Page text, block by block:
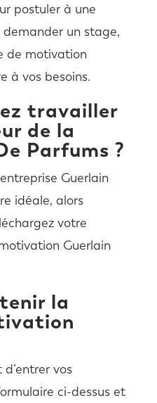
postuler à une
demander un stage,
de motivation
à vos besoins.
travailler
de la
Parfums ?
Guerlain
idéale, alors
votre
Guerlain
la
vos
ci-dessus et